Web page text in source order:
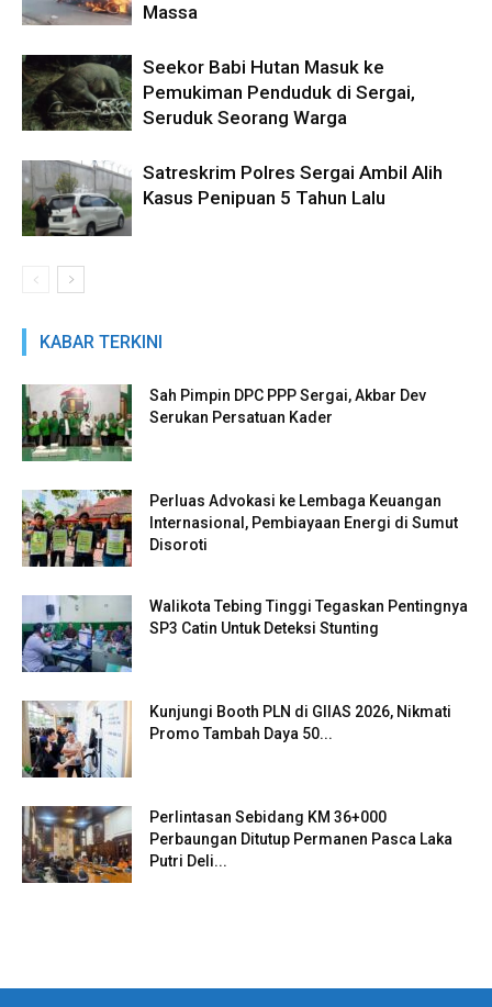
Massa
Seekor Babi Hutan Masuk ke
Pemukiman Penduduk di Sergai,
Seruduk Seorang Warga
Satreskrim Polres Sergai Ambil Alih
Kasus Penipuan 5 Tahun Lalu
KABAR TERKINI
Sah Pimpin DPC PPP Sergai, Akbar Dev
Serukan Persatuan Kader
Perluas Advokasi ke Lembaga Keuangan
Internasional, Pembiayaan Energi di Sumut
Disoroti
Walikota Tebing Tinggi Tegaskan Pentingnya
SP3 Catin Untuk Deteksi Stunting
Kunjungi Booth PLN di GIIAS 2026, Nikmati
Promo Tambah Daya 50...
Perlintasan Sebidang KM 36+000
Perbaungan Ditutup Permanen Pasca Laka
Putri Deli...